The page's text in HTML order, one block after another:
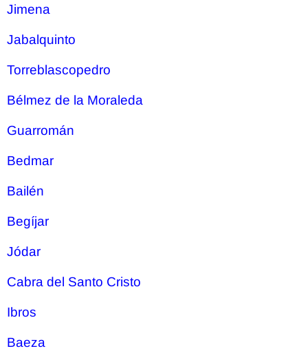
Jimena
Jabalquinto
Torreblascopedro
Bélmez de la Moraleda
Guarromán
Bedmar
Bailén
Begíjar
Jódar
Cabra del Santo Cristo
Ibros
Baeza